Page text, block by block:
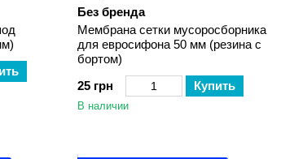
Без бренда
Мембрана сетки мусоросборника
для евросифона 50 мм (резина с
бортом)
25 грн
Купить
В наличии